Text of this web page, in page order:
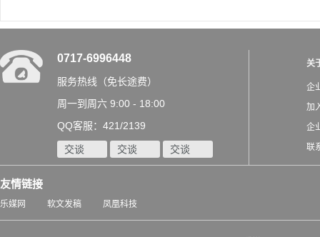
0717-6996448
服务热线（免长途费）
周一到周六 9:00 - 18:00
QQ客服：421/2139
交谈 交谈 交谈
关
企
加
企
联
友情链接
乐媒网 软文发稿 凤凰科技